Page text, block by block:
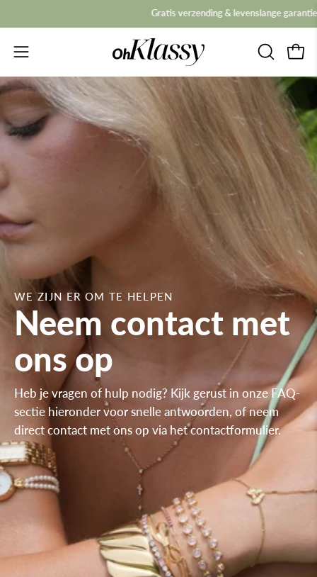
naar
inhoud
Gratis verzending & levenslange garantie
Navigatiemenu
openen
OPENEN
WE ZIJN ER OM TE HELPEN
Neem contact met
ons op
Heb je vragen of hulp nodig? Kijk gerust in onze FAQ-
sectie hieronder voor snelle antwoorden, of neem
direct contact met ons op via het contactformulier.